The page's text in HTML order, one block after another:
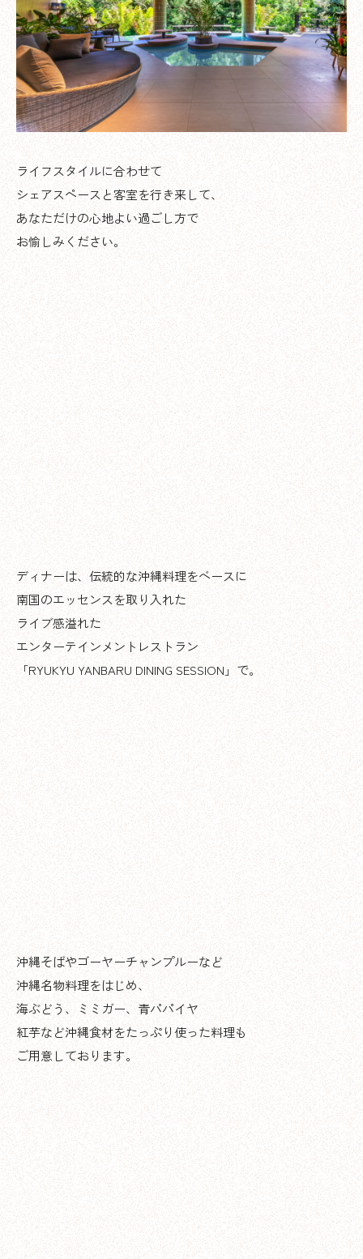
ライフスタイルに合わせて
シェアスペースと客室を行き来して、
あなただけの心地よい過ごし方で
お愉しみください。
ディナーは、伝統的な沖縄料理をベースに
南国のエッセンスを取り入れた
ライブ感溢れた
エンターテインメントレストラン
「RYUKYU YANBARU DINING SESSION」で。
沖縄そばやゴーヤーチャンプルーなど
沖縄名物料理をはじめ、
海ぶどう、ミミガー、青パパイヤ
紅芋など沖縄食材をたっぷり使った料理も
ご用意しております。